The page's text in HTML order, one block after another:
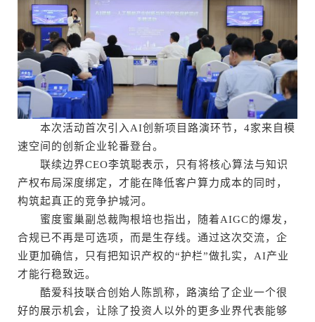
本次活动首次引入AI创新项目路演环节，4家来自模
速空间的创新企业轮番登台。
联续边界CEO李筑聪表示，只有将核心算法与知识
产权布局深度绑定，才能在降低客户算力成本的同时，
构筑起真正的竞争护城河。
蜜度蜜巢副总裁陶根培也指出，随着AIGC的爆发，
合规已不再是可选项，而是生存线。通过这次交流，企
业更加确信，只有把知识产权的“护栏”做扎实，AI产业
才能行稳致远。
酷爱科技联合创始人陈凯称，路演给了企业一个很
好的展示机会，让除了投资人以外的更多业界代表能够